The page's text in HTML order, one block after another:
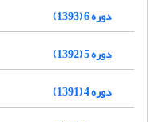
دوره 6 (1393)
دوره 5 (1392)
دوره 4 (1391)